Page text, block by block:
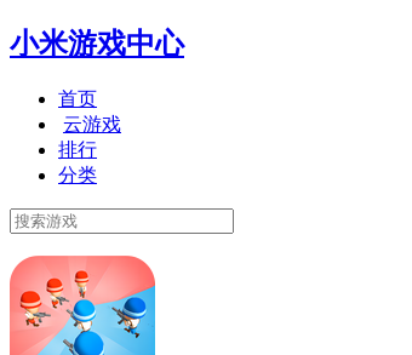
小米游戏中心
首页
云游戏
排行
分类